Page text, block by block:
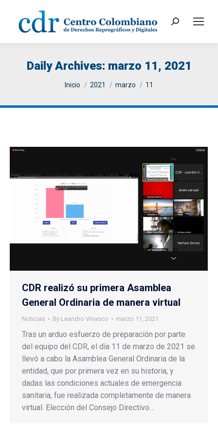
Search:
Daily Archives: marzo 11, 2021
You are here:
Inicio 2021 marzo 11
CDR realizó su primera Asamblea
General Ordinaria de manera virtual
Noticias By Leandro Vinasco marzo 11, 2021
Tras un arduo esfuerzo de preparación por parte
del equipo del CDR, el día 11 de marzo de 2021 se
llevó a cabo la Asamblea General Ordinaria de la
entidad, que por primera vez en su historia, y
dadas las condiciones actuales de emergencia
sanitaria, fue realizada completamente de manera
virtual. Elección del Consejo Directivo…